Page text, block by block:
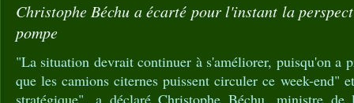
Christophe Béchu a écarté pour l'instant la
pompe
"La situation devrait continuer à s'améliorer, puisqu'on a
que les camions citernes puissent circuler ce week-end"
stratégique", a déclaré Christophe Béchu, ministre de